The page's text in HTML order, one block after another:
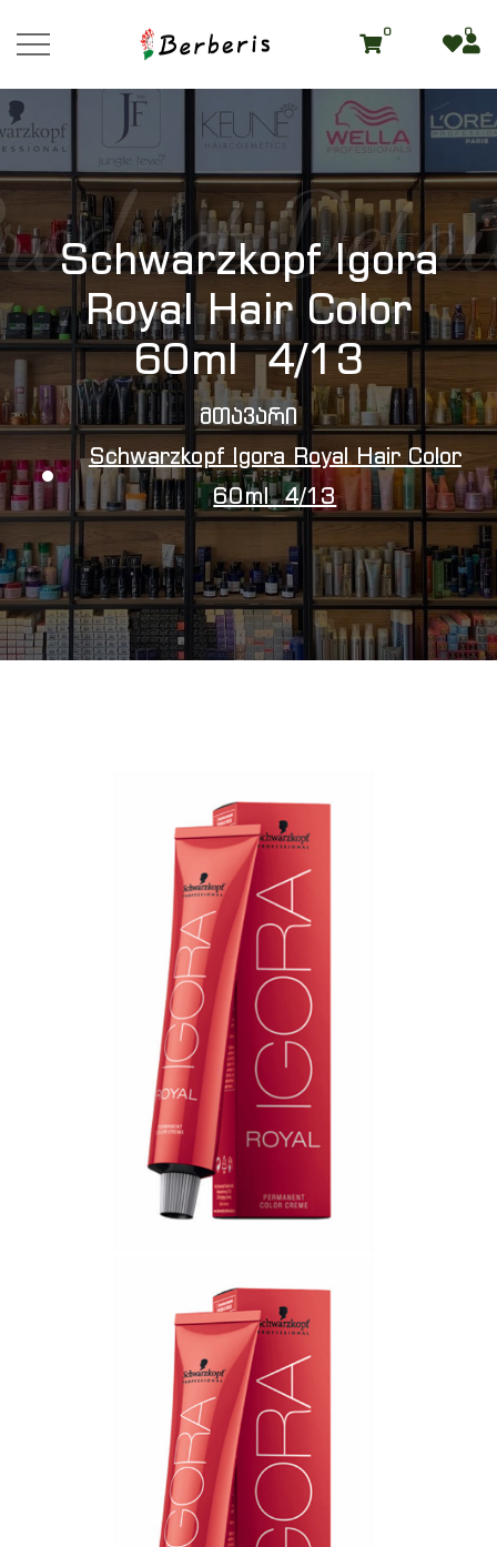
0 0
Schwarzkopf Igora
Royal Hair Color
60ml 4/13
Მთავარი
Schwarzkopf Igora Royal Hair Color
60ml 4/13